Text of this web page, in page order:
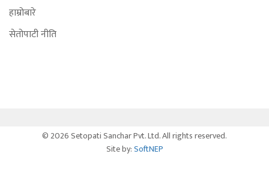
हाम्रोबारे
सेतोपाटी नीति
© 2026 Setopati Sanchar Pvt. Ltd. All rights reserved.
Site by:SoftNEP